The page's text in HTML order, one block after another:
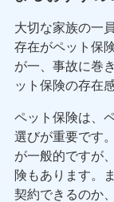
大切な家族の一
存在がペット保
が一、事故に巻
ット保険の存在
ペット保険は、
選びが重要です
が一般的ですが
険もあります。
契約できるのか